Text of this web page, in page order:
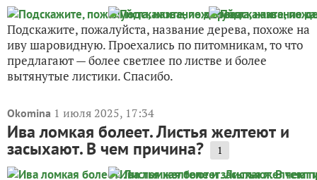
Подскажите, пожалуйста, название дерева, похоже на
иву шаровидную. Проехались по питомникам, то что
предлагают — более светлее по листве и более
вытянутые листики. Спасибо.
Okomina 1 июля 2025, 17:34
Ива ломкая болеет. Листья желтеют и
засыхают. В чем причина? 1